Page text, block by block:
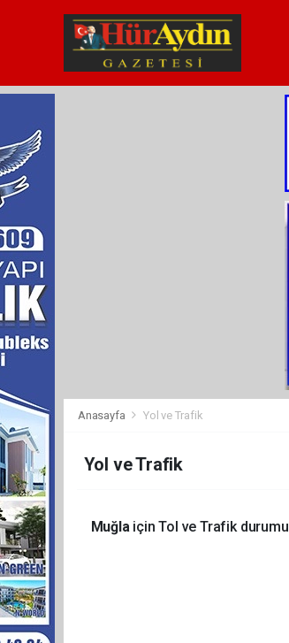
Anasayfa Yol ve Trafik
Yol ve Trafik
Muğla için Tol ve Trafik durumu